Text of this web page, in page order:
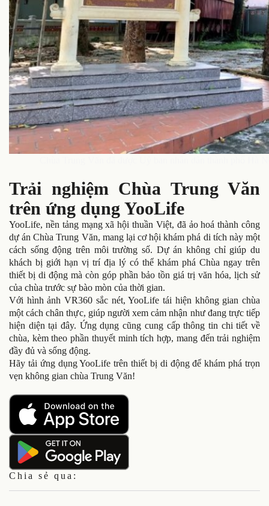
Trải nghiệm Chùa Trung Văn
trên ứng dụng YooLife
YooLife, nền tảng mạng xã hội thuần Việt, đã ảo hoá thành công
dự án Chùa Trung Văn, mang lại cơ hội khám phá di tích này một
cách sống động trên môi trường số. Dự án không chỉ giúp du
khách bị giới hạn vị trí địa lý có thể khám phá Chùa ngay trên
thiết bị di động mà còn góp phần bảo tồn giá trị văn hóa, lịch sử
của chùa trước sự bào mòn của thời gian.
Với hình ảnh VR360 sắc nét, YooLife tái hiện không gian chùa
một cách chân thực, giúp người xem cảm nhận như đang trực tiếp
hiện diện tại đây. Ứng dụng cũng cung cấp thông tin chi tiết về
chùa, kèm theo phần thuyết minh tích hợp, mang đến trải nghiệm
đầy đủ và sống động.
Hãy tải ứng dụng YooLife trên thiết bị di động để khám phá trọn
vẹn không gian chùa Trung Văn!
Chia sẻ qua: